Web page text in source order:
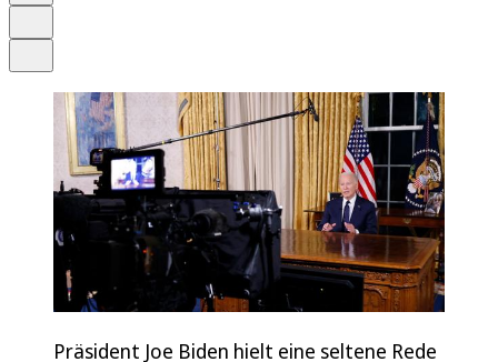
Präsident Joe Biden hielt eine seltene Rede